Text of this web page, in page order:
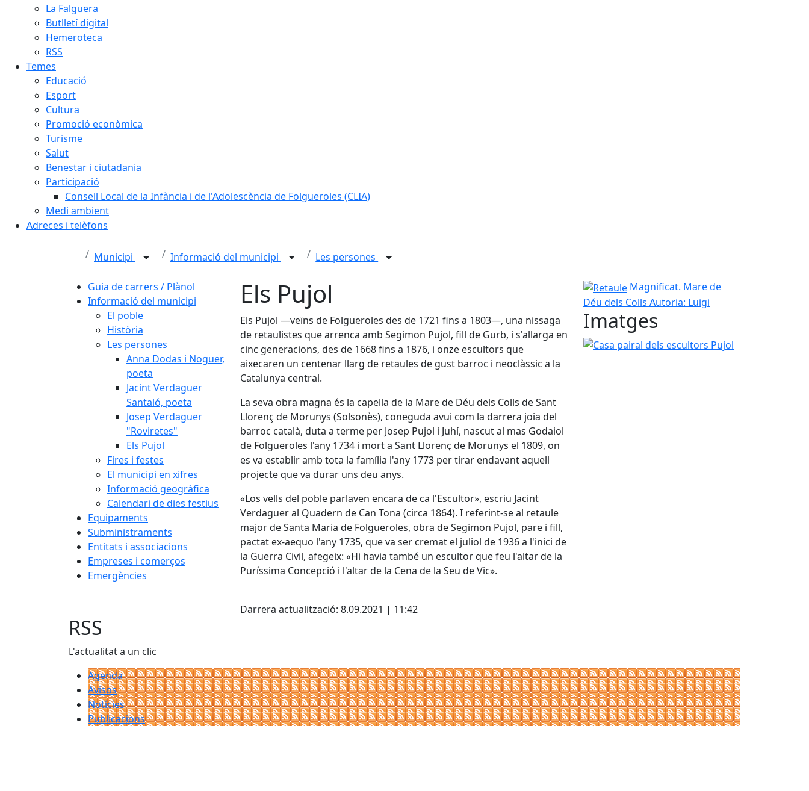
La Falguera
Butlletí digital
Hemeroteca
RSS
Temes
Educació
Esport
Cultura
Promoció econòmica
Turisme
Salut
Benestar i ciutadania
Participació
Consell Local de la Infància i de l'Adolescència de Folgueroles (CLIA)
Medi ambient
Adreces i telèfons
Municipi Informació del municipi Les persones
Guia de carrers / Plànol
Informació del municipi
El poble
Història
Les persones
Anna Dodas i Noguer,
poeta
Jacint Verdaguer
Santaló, poeta
Josep Verdaguer
"Roviretes"
Els Pujol
Fires i festes
El municipi en xifres
Informació geogràfica
Calendari de dies festius
Equipaments
Subministraments
Entitats i associacions
Empreses i comerços
Emergències
Els Pujol
Els Pujol —veïns de Folgueroles des de 1721 fins a 1803—, una nissaga
de retaulistes que arrenca amb Segimon Pujol, fill de Gurb, i s'allarga en
cinc generacions, des de 1668 fins a 1876, i onze escultors que
aixecaren un centenar llarg de retaules de gust barroc i neoclàssic a la
Catalunya central.
La seva obra magna és la capella de la Mare de Déu dels Colls de Sant
Llorenç de Morunys (Solsonès), coneguda avui com la darrera joia del
barroc català, duta a terme per Josep Pujol i Juhí, nascut al mas Godaiol
de Folgueroles l'any 1734 i mort a Sant Llorenç de Morunys el 1809, on
es va establir amb tota la família l'any 1773 per tirar endavant aquell
projecte que va durar uns deu anys.
«Los vells del poble parlaven encara de ca l'Escultor», escriu Jacint
Verdaguer al Quadern de Can Tona (circa 1864). I referint-se al retaule
major de Santa Maria de Folgueroles, obra de Segimon Pujol, pare i fill,
pactat ex-aequo l'any 1735, que va ser cremat el juliol de 1936 a l'inici de
la Guerra Civil, afegeix: «Hi havia també un escultor que feu l'altar de la
Puríssima Concepció i l'altar de la Cena de la Seu de Vic».
Darrera actualització: 8.09.2021 | 11:42
Retaule
Magnificat. Mare de
Déu dels Colls Autoria: Luigi
Imatges
Casa pairal dels escultors Pujol
RSS
L'actualitat a un clic
Agenda
Avisos
Notícies
Publicacions